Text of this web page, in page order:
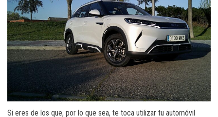
Si eres de los que, por lo que sea, te toca utilizar tu automóvil